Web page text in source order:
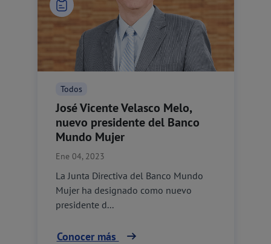
Todos
José Vicente Velasco Melo,
nuevo presidente del Banco
Mundo Mujer
Ene 04, 2023
La Junta Directiva del Banco Mundo
Mujer ha designado como nuevo
presidente d...
Conocer más